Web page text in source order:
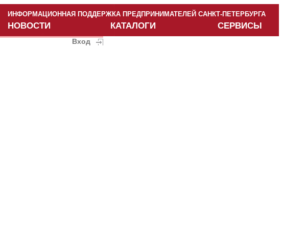
ИНФОРМАЦИОННАЯ ПОДДЕРЖКА ПРЕДПРИНИМАТЕЛЕЙ САНКТ-ПЕТЕРБУРГА
НОВОСТИ КАТАЛОГИ СЕРВИСЫ
Вход